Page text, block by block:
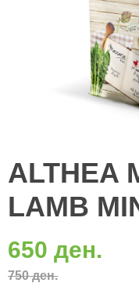
ALTHEA
LAMB
650 ден.
750 ден.